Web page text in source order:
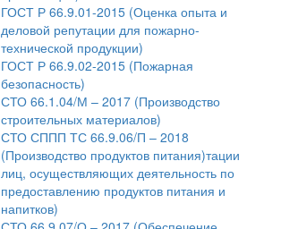
ГОСТ Р 66.9.01-2015 (Оценка опыта и
деловой репутации для пожарно-
технической продукции)
ГОСТ Р 66.9.02-2015 (Пожарная
безопасность)
СТО 66.1.04/М – 2017 (Производство
строительных материалов)
СТО СППП ТС 66.9.06/П – 2018
(Производство продуктов питания)тации
лиц, осуществляющих деятельность по
предоставлению продуктов питания и
напитков)